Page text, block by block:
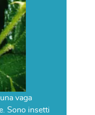
vaga
Sono insetti